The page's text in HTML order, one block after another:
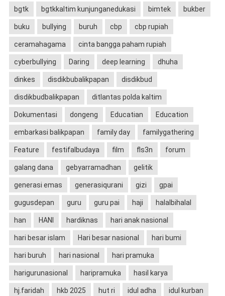
bgtk bgtkkaltim kunjunganedukasi bimtek bukber
buku bullying buruh cbp cbp rupiah
ceramahagama cinta bangga paham rupiah
cyberbullying Daring deep learning dhuha
dinkes disdikbubalikpapan disdikbud
disdikbudbalikpapan ditlantas polda kaltim
Dokumentasi dongeng Educatian Education
embarkasi balikpapan family day familygathering
Feature festifalbudaya film fls3n forum
galang dana gebyarramadhan gelitik
generasi emas generasiqurani gizi gpai
gugusdepan guru guru pai haji halalbihalal
han HANI hardiknas hari anak nasional
hari besar islam Hari besar nasional hari bumi
hari buruh hari nasional hari pramuka
harigurunasional haripramuka hasil karya
hj.faridah hkb 2025 hut ri idul adha idul kurban